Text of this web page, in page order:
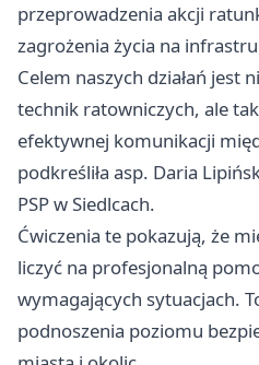
przeprowadzenia akcji
zagrożenia życia na
Celem naszych działań jest
technik ratowniczych, ale
efektywnej komunikacji
podkreśliła asp. Daria
PSP w Siedlcach.
Ćwiczenia te pokazują, że
liczyć na profesjonalną
wymagających sytuacjach.
podnoszenia poziomu